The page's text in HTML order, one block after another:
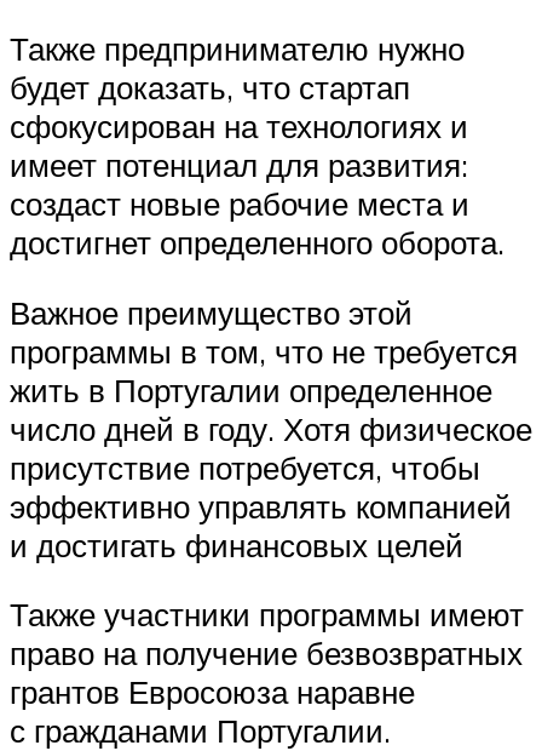
Также предпринимателю нужно
будет доказать, что стартап
сфокусирован на технологиях и
имеет потенциал для развития:
создаст новые рабочие места и
достигнет определенного оборота.
Важное преимущество этой
программы в том, что не требуется
жить в Португалии определенное
число дней в году. Хотя физическое
присутствие потребуется, чтобы
эффективно управлять компанией
и достигать финансовых целей
Также участники программы имеют
право на получение безвозвратных
грантов Евросоюза наравне
с гражданами Португалии.